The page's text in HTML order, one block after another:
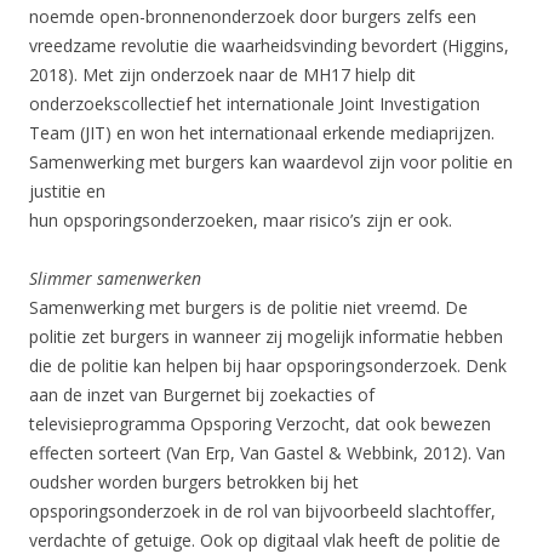
noemde open-bronnenonderzoek door burgers zelfs een
vreedzame revolutie die waarheidsvinding bevordert (Higgins,
2018). Met zijn onderzoek naar de MH17 hielp dit
onderzoekscollectief het internationale Joint Investigation
Team (JIT) en won het internationaal erkende mediaprijzen.
Samenwerking met burgers kan waardevol zijn voor politie en
justitie en
hun opsporingsonderzoeken, maar risico’s zijn er ook.
Slimmer samenwerken
Samenwerking met burgers is de politie niet vreemd. De
politie zet burgers in wanneer zij mogelijk informatie hebben
die de politie kan helpen bij haar opsporingsonderzoek. Denk
aan de inzet van Burgernet bij zoekacties of
televisieprogramma Opsporing Verzocht, dat ook bewezen
effecten sorteert (Van Erp, Van Gastel & Webbink, 2012). Van
oudsher worden burgers betrokken bij het
opsporingsonderzoek in de rol van bijvoorbeeld slachtoffer,
verdachte of getuige. Ook op digitaal vlak heeft de politie de